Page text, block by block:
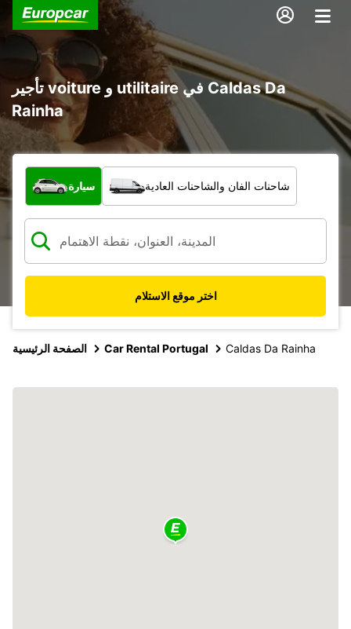
تأجير voiture و utilitaire في Caldas Da
Rainha
ما نوع المركبة؟
سيارة شاحنات الفان والشاحنات العادية
اختر موقع الاستلام
الصفحة الرئيسية Car Rental Portugal Caldas Da Rainha